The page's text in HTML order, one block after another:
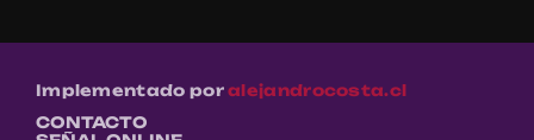
Música
Implementado poralejandrocosta.cl
CONTACTO